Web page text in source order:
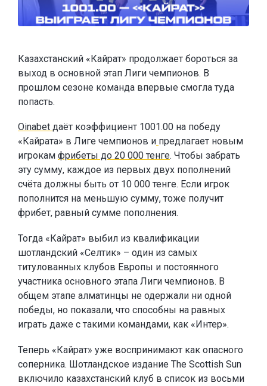
Казахстанский «Кайрат» продолжает бороться за
выход в основной этап Лиги чемпионов. В
прошлом сезоне команда впервые смогла туда
попасть.
Oinabet даёт коэффициент 1001.00 на победу
«Кайрата» в Лиге чемпионов и предлагает новым
игрокам фрибеты до 20 000 тенге. Чтобы забрать
эту сумму, каждое из первых двух пополнений
счёта должны быть от 10 000 тенге. Если игрок
пополнится на меньшую сумму, тоже получит
фрибет, равный сумме пополнения.
Тогда «Кайрат» выбил из квалификации
шотландский «Селтик» – один из самых
титулованных клубов Европы и постоянного
участника основного этапа Лиги чемпионов. В
общем этапе алматинцы не одержали ни одной
победы, но показали, что способны на равных
играть даже с такими командами, как «Интер».
Теперь «Кайрат» уже воспринимают как опасного
соперника. Шотландское издание The Scottish Sun
включило казахстанский клуб в список из восьми